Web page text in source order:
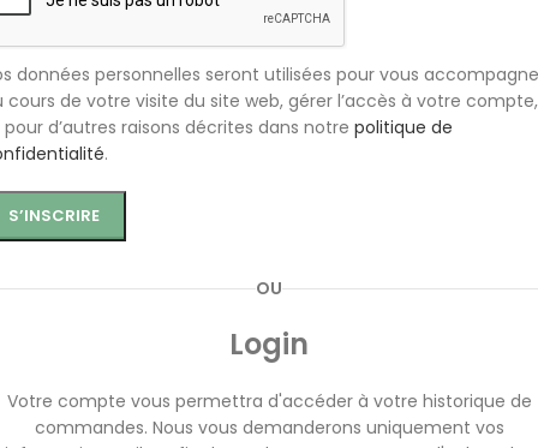
données personnelles seront utilisées pour vous
cours de votre visite du site web, gérer l’accès à votre compte,
d’autres raisons décrites dans notre politique de
.
S’INSCRIRE
OU
Login
Votre compte vous permettra d'accéder à votre historique de
commandes. Nous vous demanderons uniquement vos